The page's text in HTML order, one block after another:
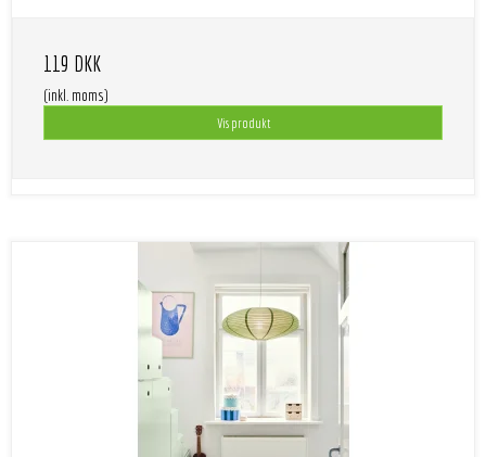
119 DKK
(inkl. moms)
Vis produkt